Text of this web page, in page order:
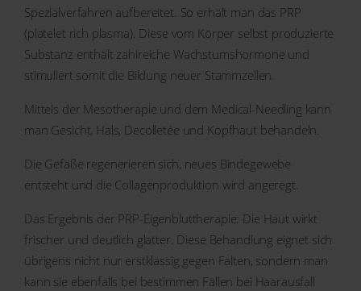
Spezialverfahren aufbereitet. So erhält man das PRP
(platelet rich plasma). Diese vom Körper selbst produzierte
Substanz enthält zahlreiche Wachstumshormone und
stimuliert somit die Bildung neuer Stammzellen.
Mittels der Mesotherapie und dem Medical-Needling kann
man Gesicht, Hals, Decolletée und Kopfhaut behandeln.
Die Gefäße regenerieren sich, neues Bindegewebe
entsteht und die Collagenproduktion wird angeregt.
Das Ergebnis der PRP-Eigenbluttherapie: Die Haut wirkt
frischer und deutlich glatter. Diese Behandlung eignet sich
übrigens nicht nur erstklassig gegen Falten, sondern man
kann sie ebenfalls bei bestimmen Fällen bei Haarausfall